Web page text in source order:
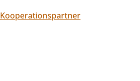
Kooperationspartner